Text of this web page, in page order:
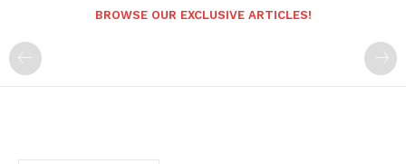
BROWSE OUR EXCLUSIVE ARTICLES!